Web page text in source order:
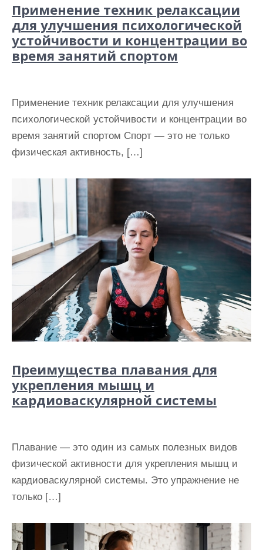
Применение техник релаксации
для улучшения психологической
устойчивости и концентрации во
время занятий спортом
Применение техник релаксации для улучшения
психологической устойчивости и концентрации во
время занятий спортом Спорт — это не только
физическая активность, […]
Преимущества плавания для
укрепления мышц и
кардиоваскулярной системы
Плавание — это один из самых полезных видов
физической активности для укрепления мышц и
кардиоваскулярной системы. Это упражнение не
только […]